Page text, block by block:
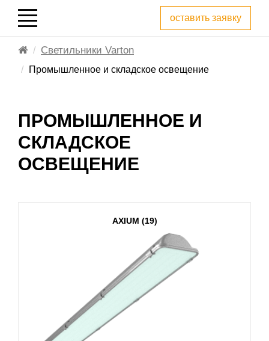
оставить заявку
Светильники Varton
Промышленное и складское освещение
ПРОМЫШЛЕННОЕ И
СКЛАДСКОЕ
ОСВЕЩЕНИЕ
AXIUM (19)